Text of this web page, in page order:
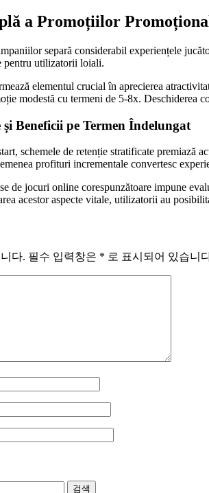
a Promoțiilor
separă considerabil experiențele
pentru utilizatorii loiali.
elementul crucial în aprecierea
modestă cu termeni de 5-8x. Deschiderea
și Beneficii pe Termen Îndelungat
schemele de retenție stratificate premiază
profituri incrementale convertesc
de jocuri online corespunzătoare impune
acestor aspecte vitale, utilizatorii au
다. 필수 입력창은 * 로 표시되어 있습니